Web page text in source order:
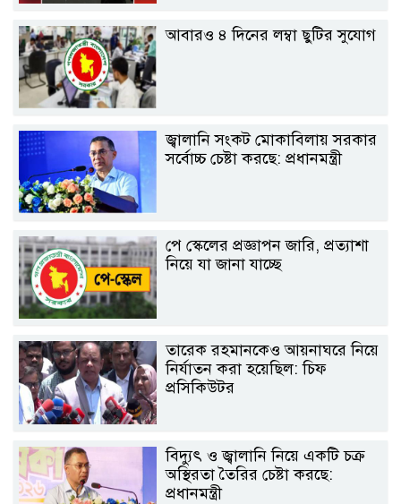
আবারও ৪ দিনের লম্বা ছুটির সুযোগ
জ্বালানি সংকট মোকাবিলায় সরকার
সর্বোচ্চ চেষ্টা করছে: প্রধানমন্ত্রী
পে স্কেলের প্রজ্ঞাপন জারি, প্রত্যাশা
নিয়ে যা জানা যাচ্ছে
তারেক রহমানকেও আয়নাঘরে নিয়ে
নির্যাতন করা হয়েছিল: চিফ
প্রসিকিউটর
বিদ্যুৎ ও জ্বালানি নিয়ে একটি চক্র
অস্থিরতা তৈরির চেষ্টা করছে:
প্রধানমন্ত্রী